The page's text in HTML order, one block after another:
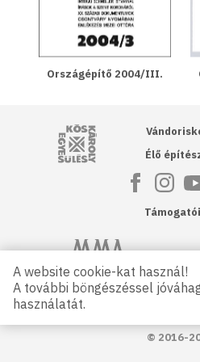
Országépítő 2004/III.
Kós Károly Egyesülés
Élő
Magyar Művészeti
Petőfi Kulturális Ügynökség
© 2016-
A website cookie-kat használ!
A további böngészéssel
használatát.